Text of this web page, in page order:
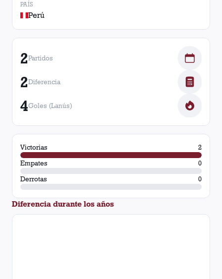
PAÍS
Perú
2Partidos
2Diferencia
4Goles (Lanús)
Victorias
2
Empates
0
Derrotas
0
Diferencia durante los años